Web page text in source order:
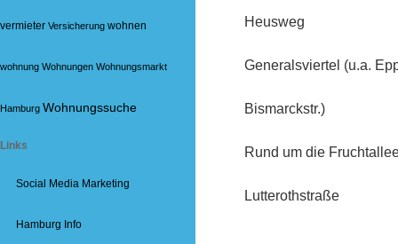
vermieter Versicherung wohnen
wohnung Wohnungen Wohnungsmarkt
Hamburg Wohnungssuche
Links
Social Media Marketing
Hamburg Info
Heusweg
Generalsviertel (u.a.
Bismarckstr.)
Rund um die
Lutterothstraße